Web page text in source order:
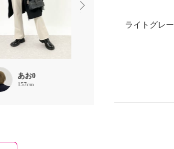
あお0
157cm
ライトグレー